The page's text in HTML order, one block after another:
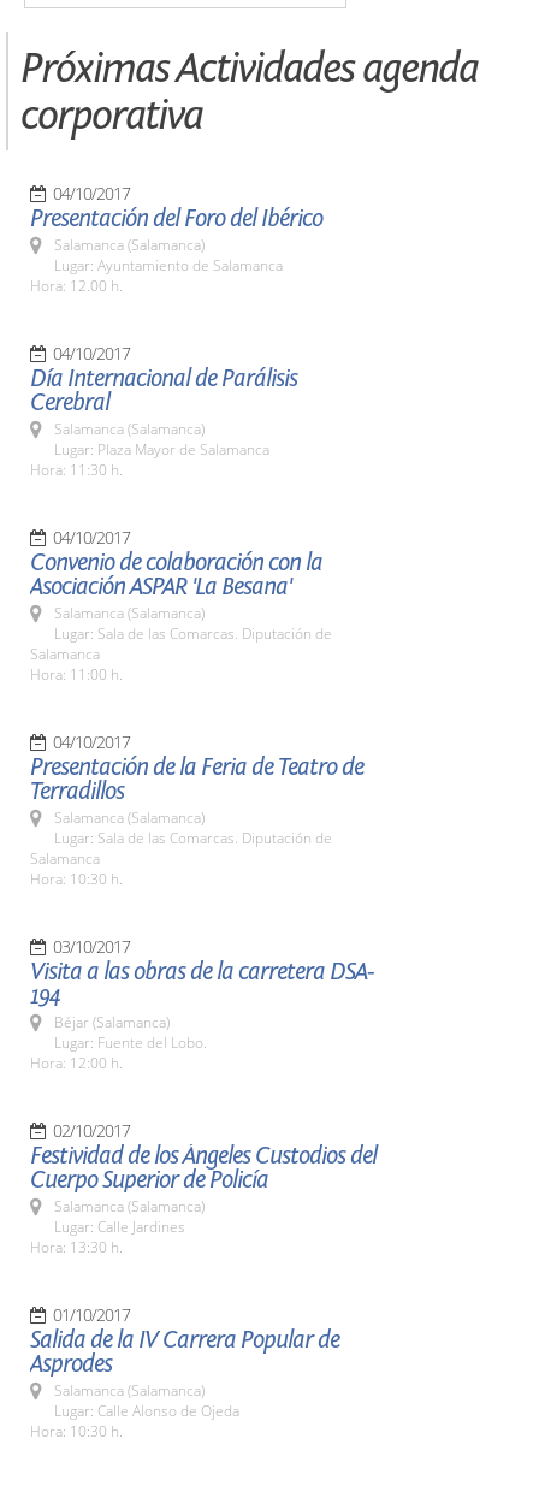
Próximas Actividades agenda
corporativa
04/10/2017
Presentación del Foro del Ibérico
Salamanca (Salamanca)
Lugar: Ayuntamiento de Salamanca
Hora: 12.00 h.
04/10/2017
Día Internacional de Parálisis
Cerebral
Salamanca (Salamanca)
Lugar: Plaza Mayor de Salamanca
Hora: 11:30 h.
04/10/2017
Convenio de colaboración con la
Asociación ASPAR 'La Besana'
Salamanca (Salamanca)
Lugar: Sala de las Comarcas. Diputación de
Salamanca
Hora: 11:00 h.
04/10/2017
Presentación de la Feria de Teatro de
Terradillos
Salamanca (Salamanca)
Lugar: Sala de las Comarcas. Diputación de
Salamanca
Hora: 10:30 h.
03/10/2017
Visita a las obras de la carretera DSA-
194
Béjar (Salamanca)
Lugar: Fuente del Lobo.
Hora: 12:00 h.
02/10/2017
Festividad de los Ángeles Custodios del
Cuerpo Superior de Policía
Salamanca (Salamanca)
Lugar: Calle Jardines
Hora: 13:30 h.
01/10/2017
Salida de la IV Carrera Popular de
Asprodes
Salamanca (Salamanca)
Lugar: Calle Alonso de Ojeda
Hora: 10:30 h.